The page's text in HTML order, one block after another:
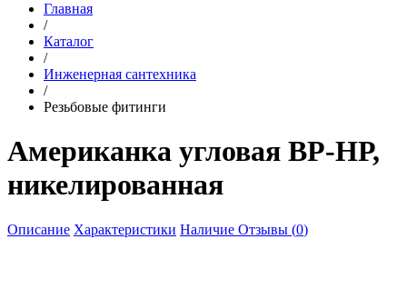
Главная
/
Каталог
/
Инженерная сантехника
/
Резьбовые фитинги
Американка угловая ВР-НР,
никелированная
Описание Характеристики Наличие Отзывы (0)